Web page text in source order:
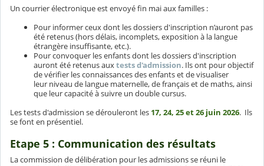
Un courrier électronique est envoyé fin mai aux familles :
Pour informer ceux dont les dossiers d'inscription n’auront pas
été retenus (hors délais, incomplets, exposition à la langue
étrangère insuffisante, etc.).
Pour convoquer les enfants dont les dossiers d'inscription
auront été retenus auxtests d'admission. Ils ont pour objectif
de vérifier les connaissances des enfants et de visualiser
leur niveau de langue maternelle, de français et de maths, ainsi
que leur capacité à suivre un double cursus.
Les tests d'admission se dérouleront les 17, 24, 25 et 26 juin 2026. Ils
se font en présentiel.
Etape 5 : Communication des résultats
La commission de délibération pour les admissions se réuni le